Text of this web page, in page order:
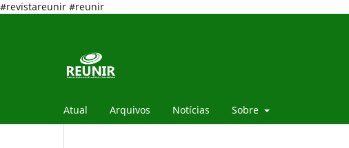
#revistareunir #reunir
Atual Arquivos Notícias Sobre